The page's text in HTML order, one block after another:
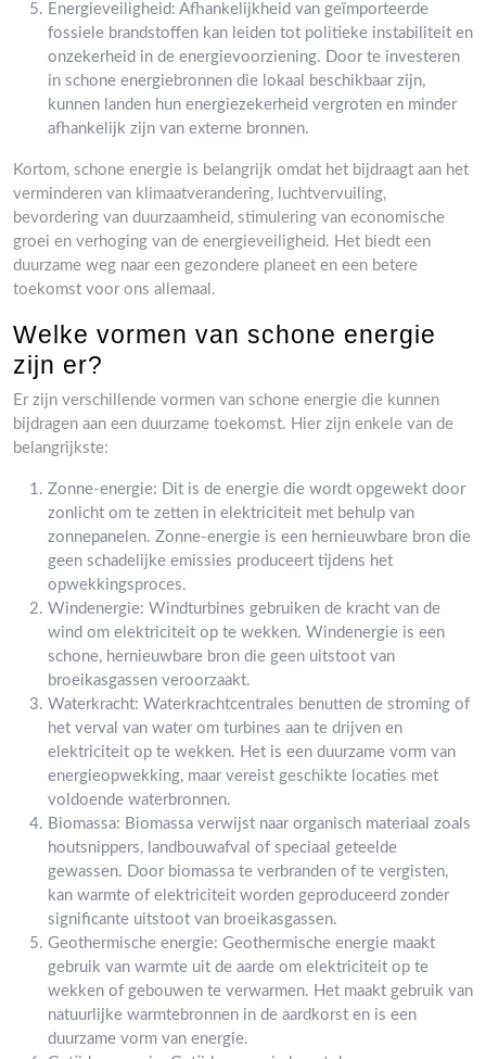
Energieveiligheid: Afhankelijkheid van geïmporteerde
fossiele brandstoffen kan leiden tot politieke instabiliteit en
onzekerheid in de energievoorziening. Door te investeren
in schone energiebronnen die lokaal beschikbaar zijn,
kunnen landen hun energiezekerheid vergroten en minder
afhankelijk zijn van externe bronnen.
Kortom, schone energie is belangrijk omdat het bijdraagt aan het
verminderen van klimaatverandering, luchtvervuiling,
bevordering van duurzaamheid, stimulering van economische
groei en verhoging van de energieveiligheid. Het biedt een
duurzame weg naar een gezondere planeet en een betere
toekomst voor ons allemaal.
Welke vormen van schone energie
zijn er?
Er zijn verschillende vormen van schone energie die kunnen
bijdragen aan een duurzame toekomst. Hier zijn enkele van de
belangrijkste:
Zonne-energie: Dit is de energie die wordt opgewekt door
zonlicht om te zetten in elektriciteit met behulp van
zonnepanelen. Zonne-energie is een hernieuwbare bron die
geen schadelijke emissies produceert tijdens het
opwekkingsproces.
Windenergie: Windturbines gebruiken de kracht van de
wind om elektriciteit op te wekken. Windenergie is een
schone, hernieuwbare bron die geen uitstoot van
broeikasgassen veroorzaakt.
Waterkracht: Waterkrachtcentrales benutten de stroming of
het verval van water om turbines aan te drijven en
elektriciteit op te wekken. Het is een duurzame vorm van
energieopwekking, maar vereist geschikte locaties met
voldoende waterbronnen.
Biomassa: Biomassa verwijst naar organisch materiaal zoals
houtsnippers, landbouwafval of speciaal geteelde
gewassen. Door biomassa te verbranden of te vergisten,
kan warmte of elektriciteit worden geproduceerd zonder
significante uitstoot van broeikasgassen.
Geothermische energie: Geothermische energie maakt
gebruik van warmte uit de aarde om elektriciteit op te
wekken of gebouwen te verwarmen. Het maakt gebruik van
natuurlijke warmtebronnen in de aardkorst en is een
duurzame vorm van energie.